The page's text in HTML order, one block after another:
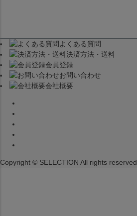
よくある質問
決済方法・送料
会員登録
お問い合わせ
会社概要
Copyright © SELECTION All rights reserved.